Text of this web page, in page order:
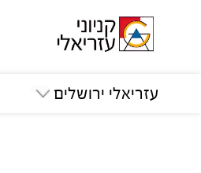
עזריאלי ירושלים